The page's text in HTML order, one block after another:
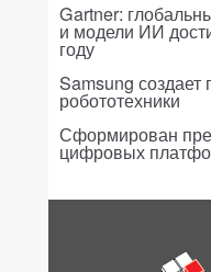
Gartner:
и модели ИИ
году
Samsung создает
робототехники
Сформирован
цифровых